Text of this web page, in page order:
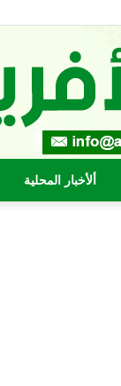
ألأخبار المحلية